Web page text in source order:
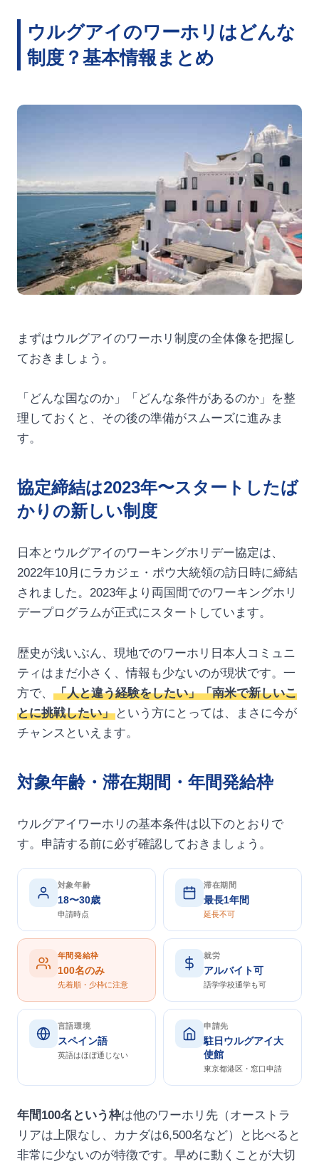
ウルグアイのワーホリはどんな
制度？基本情報まとめ
まずはウルグアイのワーホリ制度の全体像を把握し
ておきましょう。
「どんな国なのか」「どんな条件があるのか」を整
理しておくと、その後の準備がスムーズに進みま
す。
協定締結は2023年〜スタートしたば
かりの新しい制度
日本とウルグアイのワーキングホリデー協定は、
2022年10月にラカジェ・ポウ大統領の訪日時に締結
されました。2023年より両国間でのワーキングホリ
デープログラムが正式にスタートしています。
歴史が浅いぶん、現地でのワーホリ日本人コミュニ
ティはまだ小さく、情報も少ないのが現状です。一
方で、
「人と違う経験をしたい」「南米で新しいこ
とに挑戦したい」という方にとっては、まさに今が
チャンスといえます。
対象年齢・滞在期間・年間発給枠
ウルグアイワーホリの基本条件は以下のとおりで
す。申請する前に必ず確認しておきましょう。
対象年齢
18〜30歳
申請時点
滞在期間
最長1年間
延長不可
年間発給枠
100名のみ
先着順・少枠に注意
就労
アルバイト可
語学学校通学も可
言語環境
スペイン語
英語はほぼ通じない
申請先
駐日ウルグアイ大
使館
東京都港区・窓口申請
年間100名という枠は他のワーホリ先（オーストラ
リアは上限なし、カナダは6,500名など）と比べると
非常に少ないのが特徴です。早めに動くことが大切